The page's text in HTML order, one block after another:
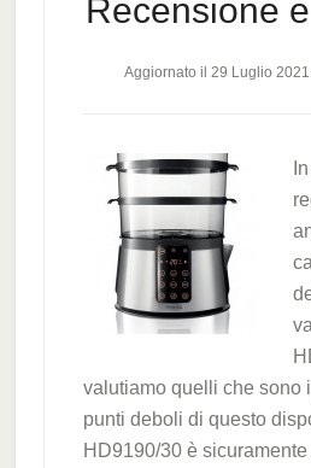
Recensione
Aggiornato il 29 Luglio 2021
valutiamo quelli che sono
punti deboli di questo
HD9190/30 è sicuramente